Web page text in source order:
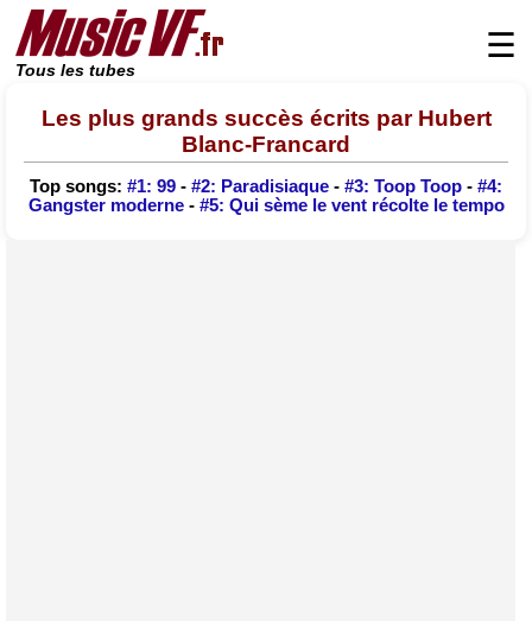
Tous les tubes
☰
Les plus grands succès écrits par Hubert
Blanc-Francard
Top songs: #1: 99 - #2: Paradisiaque - #3: Toop Toop - #4:
Gangster moderne- #5: Qui sème le vent récolte le tempo